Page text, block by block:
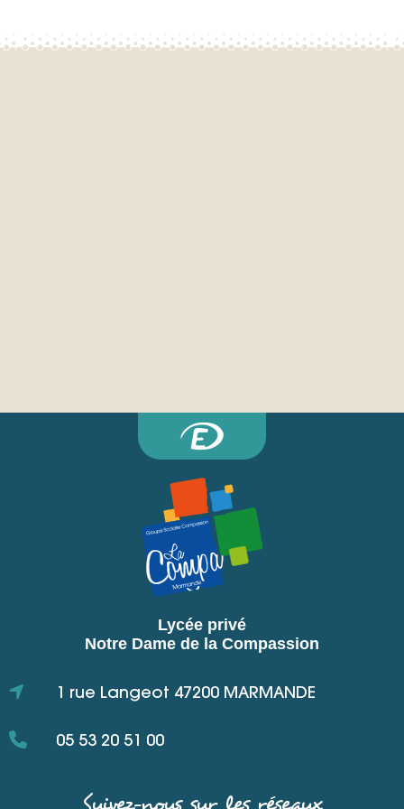
Lycée privé
Notre Dame de la Compassion
1 rue Langeot 47200 MARMANDE
05 53 20 51 00
Suivez-nous sur les réseaux